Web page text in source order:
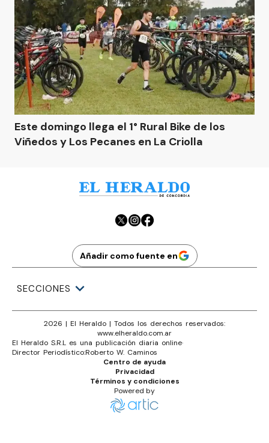
Este domingo llega el 1° Rural Bike de los
Viñedos y Los Pecanes en La Criolla
Añadir como fuente en
SECCIONES
2026 | El Heraldo | Todos los derechos reservados:
www.elheraldo.com.ar
El Heraldo S.R.L es una publicación diaria online·
Director Periodístico:Roberto W. Caminos
Términos y condiciones
Privacidad
Centro de ayuda
Powered by